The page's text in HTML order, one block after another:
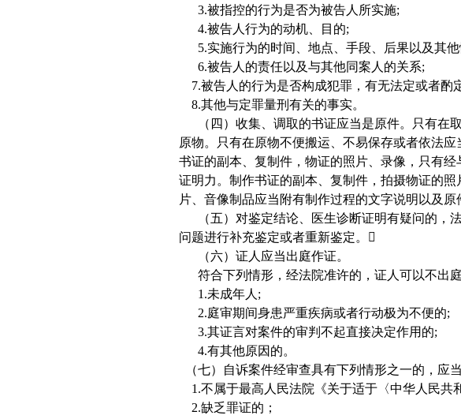
3.被指控的行为是否为被告人所实施;
4.被告人行为的动机、目的;
5.实施行为的时间、地点、手段、后果以及其
6.被告人的责任以及与其他同案人的关系;
7.被告人的行为是否构成犯罪，有无法定或者
8.其他与定罪量刑有关的事实。
（四）收集、调取的书证应当是原件。只有在
原物。只有在原物不便搬运、不易保存或者依法
书证的副本、复制件，物证的照片、录像，只有
证明力。制作书证的副本、复制件，拍摄物证的
片、音像制品应当附有制作过程的文字说明以及
（五）对鉴定结论、医生诊断证明有疑问的，
问题进行补充鉴定或者重新鉴定。
（六）证人应当出庭作证。
符合下列情形，经法院准许的，证人可以不出庭
1.未成年人 ;
2.庭审期间身患严重疾病或者行动极为不便的;
3.其证言对案件的审判不起直接决定作用的;
4.有其他原因的。
（七）自诉案件经审查具有下列情形之一的，应
1.不属于最高人民法院《关于适于〈中华人民共
2.缺乏罪证的；